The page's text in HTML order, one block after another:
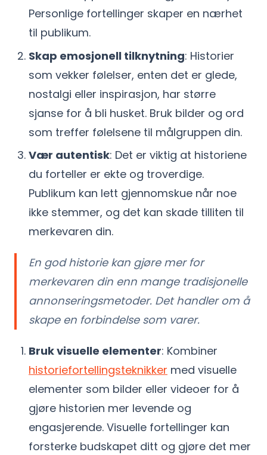
Personlige fortellinger skaper en nærhet
til publikum.
Skap emosjonell tilknytning: Historier
som vekker følelser, enten det er glede,
nostalgi eller inspirasjon, har større
sjanse for å bli husket. Bruk bilder og ord
som treffer følelsene til målgruppen din.
Vær autentisk: Det er viktig at historiene
du forteller er ekte og troverdige.
Publikum kan lett gjennomskue når noe
ikke stemmer, og det kan skade tilliten til
merkevaren din.
En god historie kan gjøre mer for
merkevaren din enn mange tradisjonelle
annonseringsmetoder. Det handler om å
skape en forbindelse som varer.
Bruk visuelle elementer: Kombiner
historiefortellingsteknikker med visuelle
elementer som bilder eller videoer for å
gjøre historien mer levende og
engasjerende. Visuelle fortellinger kan
forsterke budskapet ditt og gjøre det mer